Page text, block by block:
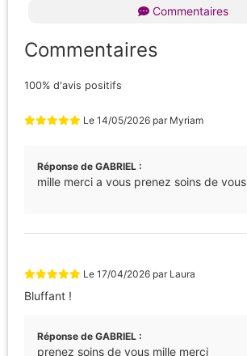
Commentaires
Commentaires
100% d'avis positifs
Le 14/05/2026 par Myriam
Réponse de GABRIEL :
mille merci a vous prenez soins de vous
Le 17/04/2026 par Laura
Bluffant !
Réponse de GABRIEL :
prenez soins de vous mille merci